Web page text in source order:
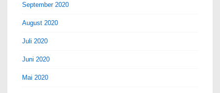
September 2020
August 2020
Juli 2020
Juni 2020
Mai 2020